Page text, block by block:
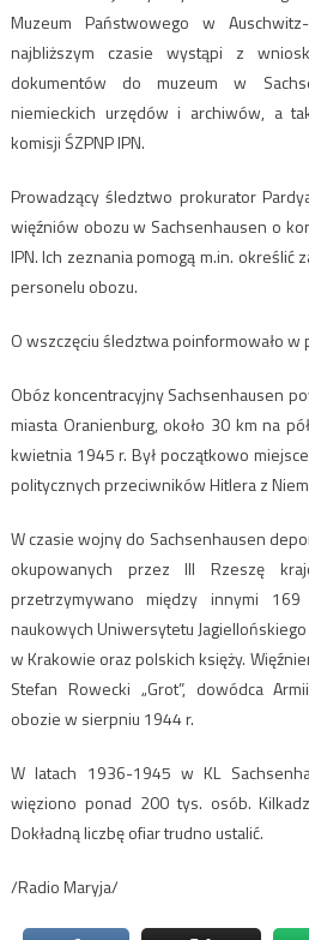
Muzeum Państwowego w
najbliższym czasie wystąpi z
dokumentów do muzeum w
niemieckich urzędów i archiwów, a
komisji ŚZPNP IPN.
Prowadzący śledztwo prokurator
więźniów obozu w Sachsenhausen o
IPN. Ich zeznania pomogą m.in. określić
personelu obozu.
O wszczęciu śledztwa poinformowało w
Obóz koncentracyjny Sachsenhausen
miasta Oranienburg, około 30 km na
kwietnia 1945 r. Był początkowo
politycznych przeciwników Hitlera z
W czasie wojny do Sachsenhausen
okupowanych przez III Rzeszę
przetrzymywano między innymi
naukowych Uniwersytetu
w Krakowie oraz polskich księży.
Stefan Rowecki „Grot”, dowódca
obozie w sierpniu 1944 r.
W latach 1936-1945 w KL
więziono ponad 200 tys. osób.
Dokładną liczbę ofiar trudno ustalić.
/Radio Maryja/